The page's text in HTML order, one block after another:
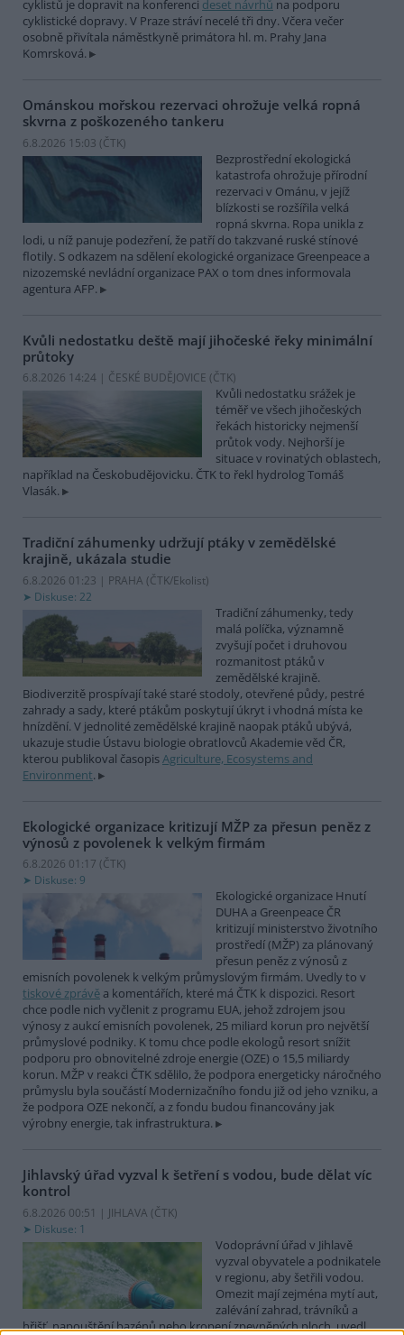
cyklistů je dopravit na konferenci deset návrhů na podporu
cyklistické dopravy. V Praze stráví necelé tři dny. Včera večer
osobně přivítala náměstkyně primátora hl. m. Prahy Jana
Komrsková.
Ománskou mořskou rezervaci ohrožuje velká ropná
skvrna z poškozeného tankeru
6.8.2026 15:03 (ČTK)
Bezprostřední ekologická
katastrofa ohrožuje přírodní
rezervaci v Ománu, v jejíž
blízkosti se rozšířila velká
ropná skvrna. Ropa unikla z
lodi, u níž panuje podezření, že patří do takzvané ruské stínové
flotily. S odkazem na sdělení ekologické organizace Greenpeace a
nizozemské nevládní organizace PAX o tom dnes informovala
agentura AFP.
Kvůli nedostatku deště mají jihočeské řeky minimální
průtoky
6.8.2026 14:24 | ČESKÉ BUDĚJOVICE (ČTK)
Kvůli nedostatku srážek je
téměř ve všech jihočeských
řekách historicky nejmenší
průtok vody. Nejhorší je
situace v rovinatých oblastech,
například na Českobudějovicku. ČTK to řekl hydrolog Tomáš
Vlasák.
Tradiční záhumenky udržují ptáky v zemědělské
krajině, ukázala studie
6.8.2026 01:23 | PRAHA (ČTK/Ekolist)
Diskuse: 22
Tradiční záhumenky, tedy
malá políčka, významně
zvyšují počet i druhovou
rozmanitost ptáků v
zemědělské krajině.
Biodiverzitě prospívají také staré stodoly, otevřené půdy, pestré
zahrady a sady, které ptákům poskytují úkryt i vhodná místa ke
hnízdění. V jednolité zemědělské krajině naopak ptáků ubývá,
ukazuje studie Ústavu biologie obratlovců Akademie věd ČR,
kterou publikoval časopisAgriculture, Ecosystems and
Environment.
Ekologické organizace kritizují MŽP za přesun peněz z
výnosů z povolenek k velkým firmám
6.8.2026 01:17 (ČTK)
Diskuse: 9
Ekologické organizace Hnutí
DUHA a Greenpeace ČR
kritizují ministerstvo životního
prostředí (MŽP) za plánovaný
přesun peněz z výnosů z
emisních povolenek k velkým průmyslovým firmám. Uvedly to v
tiskové zprávě a komentářích, které má ČTK k dispozici. Resort
chce podle nich vyčlenit z programu EUA, jehož zdrojem jsou
výnosy z aukcí emisních povolenek, 25 miliard korun pro největší
průmyslové podniky. K tomu chce podle ekologů resort snížit
podporu pro obnovitelné zdroje energie (OZE) o 15,5 miliardy
korun. MŽP v reakci ČTK sdělilo, že podpora energeticky náročného
průmyslu byla součástí Modernizačního fondu již od jeho vzniku, a
že podpora OZE nekončí, a z fondu budou financovány jak
výrobny energie, tak infrastruktura.
Jihlavský úřad vyzval k šetření s vodou, bude dělat víc
kontrol
6.8.2026 00:51 | JIHLAVA (ČTK)
Diskuse: 1
Vodoprávní úřad v Jihlavě
vyzval obyvatele a podnikatele
v regionu, aby šetřili vodou.
Omezit mají zejména mytí aut,
zalévání zahrad, trávníků a
hřišť, napouštění bazénů nebo kropení zpevněných ploch, uvedl